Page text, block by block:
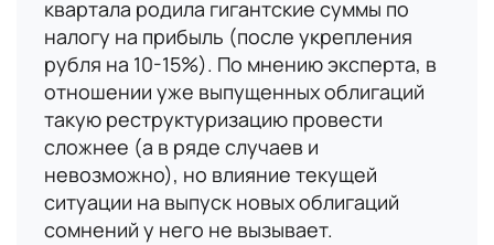
квартала родила гигантские суммы по
налогу на прибыль (после укрепления
рубля на 10-15%). По мнению эксперта, в
отношении уже выпущенных облигаций
такую реструктуризацию провести
сложнее (а в ряде случаев и
невозможно), но влияние текущей
ситуации на выпуск новых облигаций
сомнений у него не вызывает.